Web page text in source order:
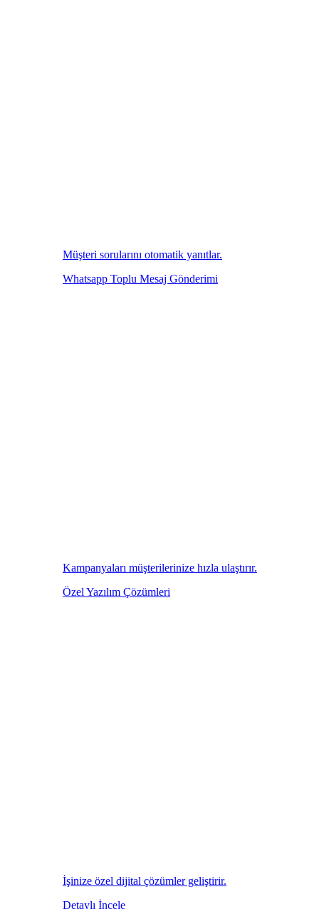
Müşteri sorularını otomatik yanıtlar.
Whatsapp Toplu Mesaj Gönderimi
Kampanyaları müşterilerinize hızla ulaştırır.
Özel Yazılım Çözümleri
İşinize özel dijital çözümler geliştirir.
Detaylı İncele